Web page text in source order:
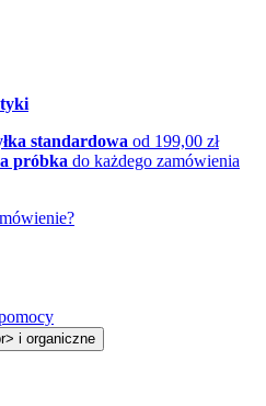
standardowa od 199,00 zł
próbka do każdego zamówienia